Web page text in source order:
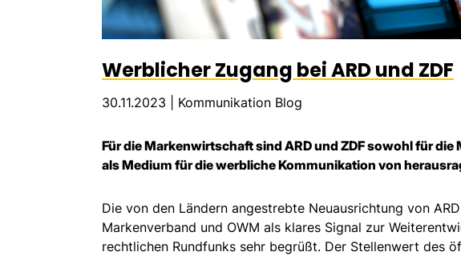
Werblicher Zugang bei ARD und ZDF
30.11.2023 | Kommunikation Blog
Für die Markenwirtschaft sind ARD und ZDF sowohl für
als Medium für die werbliche Kommunikation von
Die von den Ländern angestrebte Neuausrichtung von
Markenverband und OWM als klares Signal zur
rechtlichen Rundfunks sehr begrüßt. Der Stellenwert des